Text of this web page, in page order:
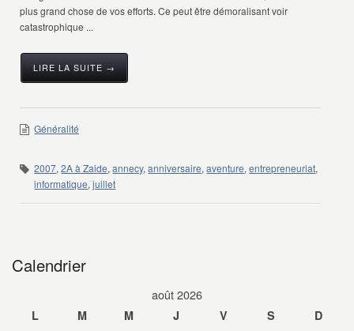
plus grand chose de vos efforts. Ce peut être démoralisant voir
catastrophique ...
LIRE LA SUITE →
Généralité
2007,2A à Zaide,annecy,anniversaire,aventure,entrepreneuriat,
informatique,juillet
Calendrier
août 2026
L M M J V S D